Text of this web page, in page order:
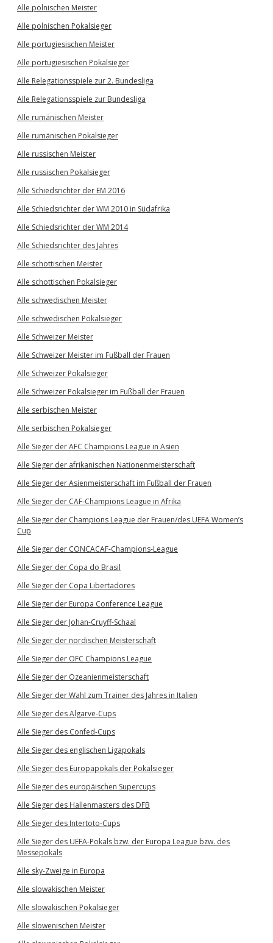
Alle polnischen Meister
Alle polnischen Pokalsieger
Alle portugiesischen Meister
Alle portugiesischen Pokalsieger
Alle Relegationsspiele zur 2. Bundesliga
Alle Relegationsspiele zur Bundesliga
Alle rumänischen Meister
Alle rumänischen Pokalsieger
Alle russischen Meister
Alle russischen Pokalsieger
Alle Schiedsrichter der EM 2016
Alle Schiedsrichter der WM 2010 in Südafrika
Alle Schiedsrichter der WM 2014
Alle Schiedsrichter des Jahres
Alle schottischen Meister
Alle schottischen Pokalsieger
Alle schwedischen Meister
Alle schwedischen Pokalsieger
Alle Schweizer Meister
Alle Schweizer Meister im Fußball der Frauen
Alle Schweizer Pokalsieger
Alle Schweizer Pokalsieger im Fußball der Frauen
Alle serbischen Meister
Alle serbischen Pokalsieger
Alle Sieger der AFC Champions League in Asien
Alle Sieger der afrikanischen Nationenmeisterschaft
Alle Sieger der Asienmeisterschaft im Fußball der Frauen
Alle Sieger der CAF-Champions League in Afrika
Alle Sieger der Champions League der Frauen/des UEFA Women’s
Cup
Alle Sieger der CONCACAF-Champions-League
Alle Sieger der Copa do Brasil
Alle Sieger der Copa Libertadores
Alle Sieger der Europa Conference League
Alle Sieger der Johan-Cruyff-Schaal
Alle Sieger der nordischen Meisterschaft
Alle Sieger der OFC Champions League
Alle Sieger der Ozeanienmeisterschaft
Alle Sieger der Wahl zum Trainer des Jahres in Italien
Alle Sieger des Algarve-Cups
Alle Sieger des Confed-Cups
Alle Sieger des englischen Ligapokals
Alle Sieger des Europapokals der Pokalsieger
Alle Sieger des europäischen Supercups
Alle Sieger des Hallenmasters des DFB
Alle Sieger des Intertoto-Cups
Alle Sieger des UEFA-Pokals bzw. der Europa League bzw. des
Messepokals
Alle sky-Zweige in Europa
Alle slowakischen Meister
Alle slowakischen Pokalsieger
Alle slowenischen Meister